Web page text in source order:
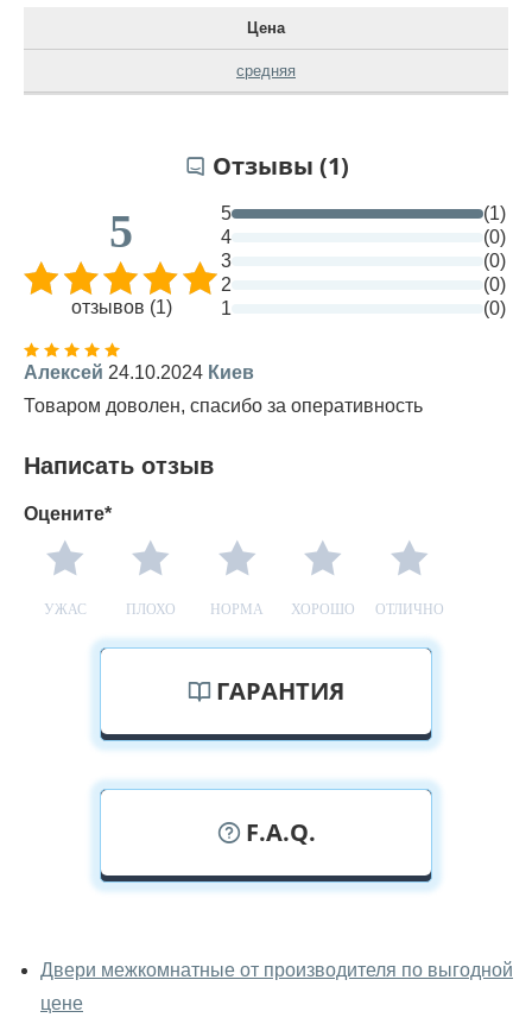
Цена
средняя
Отзывы (1)
5
отзывов (1)
5
(1)
4
(0)
3
(0)
2
(0)
1
(0)
Алексей 24.10.2024 Киев
Товаром доволен, спасибо за оперативность
Написать отзыв
Оцените*
УЖАС ПЛОХО НОРМА ХОРОШО ОТЛИЧНО
ГАРАНТИЯ
F.A.Q.
межкомнатные двери фаворит
вживую?
Двери межкомнатные от производителя по выгодной
цене